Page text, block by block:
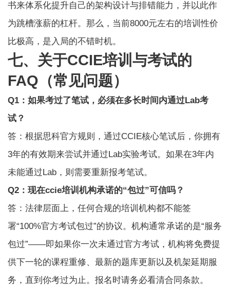
书来体系化提升自己的架构设计与排错能力，并以此作
为跳槽涨薪的杠杆。那么，当前8000元左右的培训性价
比极高，是入局的不错时机。
七、关于CCIE培训与考试的
FAQ（常见问题）
Q1：如果考过了笔试，必须在多长时间内通过Lab考
试？
答：根据思科官方规则，通过CCIE核心笔试后，你拥有
3年的有效期来尝试并通过Lab实验考试。如果在3年内
未能通过Lab，则需要重新报考笔试。
Q2：现在ccie培训机构承诺的“包过”可信吗？
答：法律层面上，任何合规的培训机构都不能签
署“100%官方考试包过”的协议。机构通常承诺的是“服务
包过”——即如果你一次未通过官方考试，机构将免费提
供下一轮的课程重修、最新的题库更新以及机架延期服
务，直到你考过为止。报名时请务必看清合同条款。